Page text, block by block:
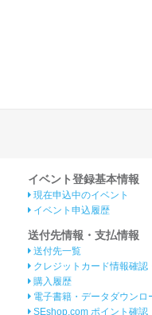
イベント登録基本情報
現在申込中のイベント
イベント申込履歴
送付先情報・支払情報
送付先一覧
クレジットカード情報確認
購入履歴
電子書籍・データダウンロ
SEshop.com ポイント確認